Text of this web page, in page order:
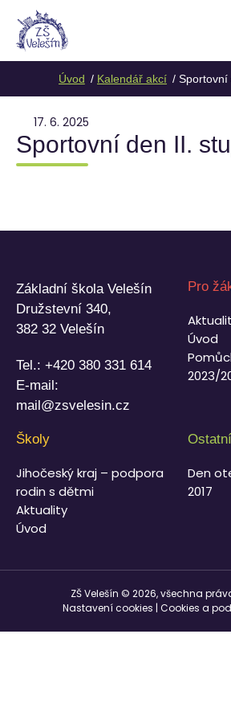
Úvod Kalendář akcí Sportovní
17. 6. 2025
Sportovní den II.
Základní škola Velešín
Družstevní 340,
382 32 Velešín
Tel.: +420 380 331 614
E-mail:
mail@zsvelesin.cz
Pro
Úvod
2023/
Školy
Jihočeský kraj – podpora
rodin s dětmi
Aktuality
Úvod
Ostatní
Den
2017
ZŠ Velešín © 2026, všechna
Nastavení cookies Cookies a